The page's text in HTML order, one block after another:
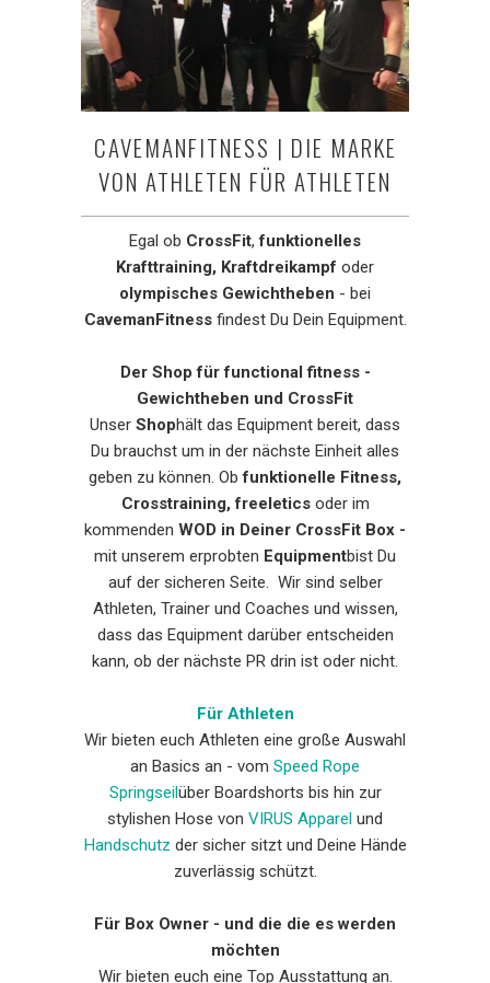
CAVEMANFITNESS | DIE MARKE
VON ATHLETEN FÜR ATHLETEN
Egal ob CrossFit,funktionelles
Krafttraining, Kraftdreikampf oder
olympisches Gewichtheben - bei
CavemanFitnessfindest Du Dein Equipment.
Der Shop für functional fitness -
Gewichtheben und CrossFit
Unser Shophält das Equipment bereit, dass
Du brauchst um in der nächste Einheit alles
geben zu können. Obfunktionelle Fitness,
Crosstraining, freeletics oder im
kommenden WOD in Deiner CrossFit Box -
mit unserem erprobten Equipmentbist Du
auf der sicheren Seite. Wir sind selber
Athleten, Trainer und Coaches und wissen,
dass das Equipment darüber entscheiden
kann, ob der nächste PR drin ist oder nicht.
Für Athleten
Wir bieten euch Athleten eine große Auswahl
an Basics an - vom Speed Rope
Springseilüber Boardshorts bis hin zur
stylishen Hose von VIRUS Apparel und
Handschutz der sicher sitzt und Deine Hände
zuverlässig schützt.
Für Box Owner - und die die es werden
möchten
Wir bieten euch eine Top Ausstattung an.